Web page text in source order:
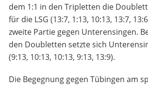
dem 1:1 in den Tripletten die
für die LSG (13:7, 1:13, 10:13, 13:7,
zweite Partie gegen Unterensingen.
den Doubletten setzte sich
(9:13, 10:13, 10:13, 9:13, 13:9).
Die Begegnung gegen Tübingen am